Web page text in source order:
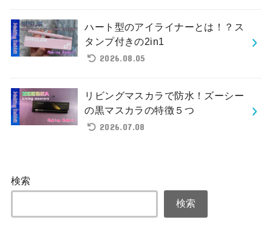
ハート型のアイライナーとは！？ス
タンプ付きの2in1
2026.08.05
リビングマスカラで防水！ズーシー
の黒マスカラの特徴５つ
2026.07.08
検索
検索